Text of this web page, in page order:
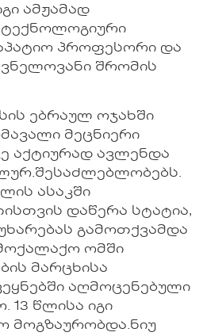
ამჟამად
პროფესორი და
შრომის
ებრაულ ოჯახში
მეცნიერი
აქტიურად ავლენდა
ასაკში
დაწერა სტატია,
გამოთქვამდა
ომში
მარცხისა
აღმოცენებული
13 წლისა იგი
მოგზაურობდა.ნიუ